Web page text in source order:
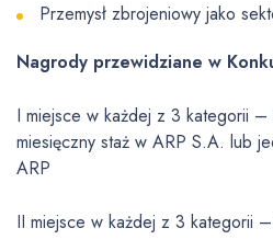
Przemysł zbrojeniowy jako
Nagrody przewidziane w
I miejsce w każdej z 3 kategorii –
miesięczny staż w ARP S.A. lub
ARP
II miejsce w każdej z 3 kategorii